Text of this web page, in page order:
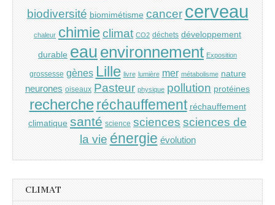
biodiversité biomimétisme cancer cerveau
chaleur chimieclimat CO2 déchets développement
durable eau environnement Exposition
grossesse gènes Lille livre lumière mer métabolisme nature
neurones oiseaux Pasteur physique pollution protéines
recherche réchauffement réchauffement
climatique santé science sciences sciences de
la vie énergie évolution
CLIMAT